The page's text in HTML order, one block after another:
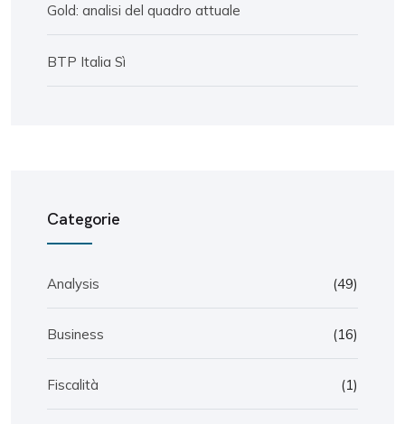
Gold: analisi del quadro attuale
BTP Italia Sì
Categorie
Analysis (49)
Business (16)
Fiscalità (1)